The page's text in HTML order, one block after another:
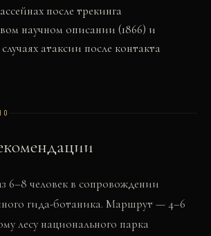
после трекинга
научном описании (1866) и
атаксии после контакта
6–8 человек в сопровождении
гида-ботаника. Маршрут — 4–6
лесу национального парка